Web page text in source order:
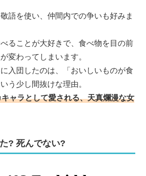
語を使い、仲間内での争いも好みま
ることが大好きで、食べ物を目の前
変わってしまいます。
入団したのは、「おいしいものが食
う少し間抜けな理由。
ャラとして愛される、天真爛漫な女
? 死んでない?